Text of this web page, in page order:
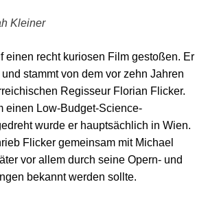
Kleiner
einen recht kuriosen Film gestoßen. Er
und stammt von dem vor zehn Jahren
Regisseur Florian Flicker.
einen Low-Budget-Science-
wurde er hauptsächlich in Wien.
Flicker gemeinsam mit Michael
vor allem durch seine Opern- und
bekannt werden sollte.